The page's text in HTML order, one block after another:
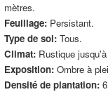
mètres.
Feuillage: Persistant.
Type de sol: Tous.
Climat: Rustique jusqu'à
Exposition: Ombre à
Densité de plantation: